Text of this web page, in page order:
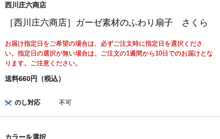
西川庄六商店
［西川庄六商店］ガーゼ素材のふわり扇子 さくら
お届け指定日をご希望の場合は、必ずご注文時に指定日を選択くださ
い。指定日の選択が無い場合は、ご注文の1週間から10日でのお届けとな
ります。ご注意ください。
送料660円（税込）
のし対応 不可
カラーを選択